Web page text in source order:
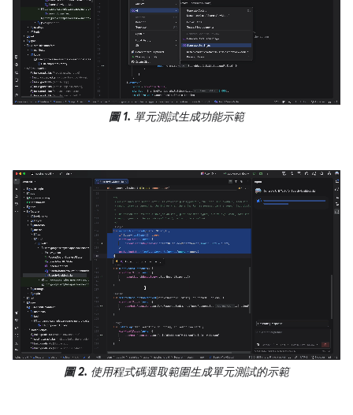
圖 1. 單元測試生成功能示範
圖 2. 使用程式碼選取範圍生成單元測試的示範